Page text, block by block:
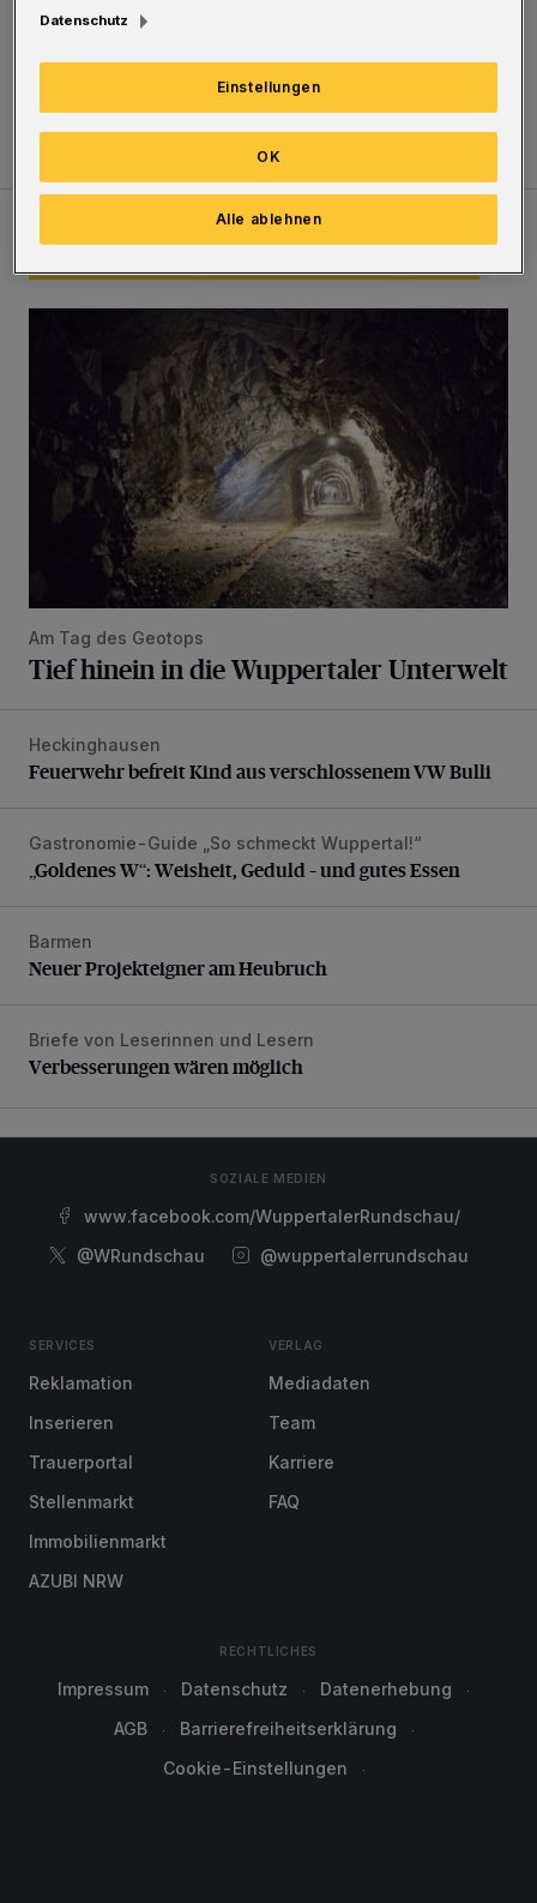
Wie auch immer — der guten Laune beim
dreifach-donnernden "Wupp-di-ka!" tat es
offensichtlich keinen Abbruch.
Meistgelesen Neueste Artikel Zum Thema
Am Tag des Geotops
Tief hinein in die Wuppertaler Unterwelt
Feuerwehr befreit Kind aus verschlossenem VW Bulli
Heckinghausen
Feuerwehr befreit Kind aus verschlossenem VW Bulli
„Goldenes W“: Weisheit, Geduld – und gutes Essen
Gastronomie-Guide „So schmeckt Wuppertal!“
„Goldenes W“: Weisheit, Geduld – und gutes Essen
Neuer Projekteigner am Heubruch
Barmen
Neuer Projekteigner am Heubruch
Verbesserungen wären möglich
Briefe von Leserinnen und Lesern
Verbesserungen wären möglich
SOZIALE MEDIEN
www.facebook.com/WuppertalerRundschau/
@WRundschau
@wuppertalerrundschau
SERVICES
Reklamation
Inserieren
Trauerportal
Stellenmarkt
Immobilienmarkt
AZUBI NRW
VERLAG
Mediadaten
Team
Karriere
FAQ
RECHTLICHES
Impressum Datenschutz
Datenerhebung
AGB
Barrierefreiheitserklärung
Cookie-Einstellungen
Datenschutz
Einstellungen
Alle ablehnen
OK